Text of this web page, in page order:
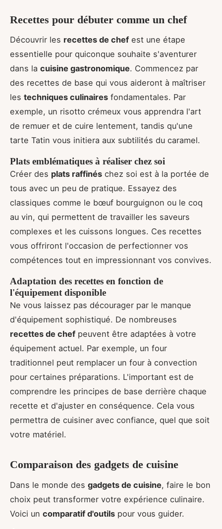
Recettes pour débuter comme un chef
Découvrir les recettes de chef est une étape
essentielle pour quiconque souhaite s'aventurer
dans la cuisine gastronomique. Commencez par
des recettes de base qui vous aideront à maîtriser
les techniques culinaires fondamentales. Par
exemple, un risotto crémeux vous apprendra l'art
de remuer et de cuire lentement, tandis qu'une
tarte Tatin vous initiera aux subtilités du caramel.
Plats emblématiques à réaliser chez soi
Créer des plats raffinés chez soi est à la portée de
tous avec un peu de pratique. Essayez des
classiques comme le bœuf bourguignon ou le coq
au vin, qui permettent de travailler les saveurs
complexes et les cuissons longues. Ces recettes
vous offriront l'occasion de perfectionner vos
compétences tout en impressionnant vos convives.
Adaptation des recettes en fonction de
l'équipement disponible
Ne vous laissez pas décourager par le manque
d'équipement sophistiqué. De nombreuses
recettes de chef peuvent être adaptées à votre
équipement actuel. Par exemple, un four
traditionnel peut remplacer un four à convection
pour certaines préparations. L'important est de
comprendre les principes de base derrière chaque
recette et d'ajuster en conséquence. Cela vous
permettra de cuisiner avec confiance, quel que soit
votre matériel.
Comparaison des gadgets de cuisine
Dans le monde des gadgets de cuisine, faire le bon
choix peut transformer votre expérience culinaire.
Voici un comparatif d'outils pour vous guider.